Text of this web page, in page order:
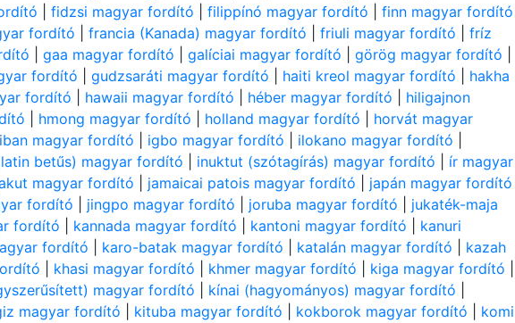
|fidzsi magyar fordító |filippínó magyar fordító |finn magyar fordító
fordító |francia (Kanada) magyar fordító |friuli magyar fordító |fríz
|gaa magyar fordító |galíciai magyar fordító |görög magyar fordító
fordító |gudzsaráti magyar fordító haiti kreol magyar fordító
hakha
fordító hawaii magyar fordító héber magyar fordító
hiligajnon
hmong magyar fordító holland magyar fordító
horvát magyar
iban magyar fordító igbo magyar fordító ilokano magyar fordító
betűs) magyar fordító inuktut (szótagírás) magyar fordító
ír magyar
magyar fordító jamaicai patois magyar fordító
japán magyar fordító
fordító jingpo magyar fordító joruba magyar fordító
jukaték-maja
fordító kannada magyar fordító kantoni magyar fordító
kanuri
fordító karo-batak magyar fordító katalán magyar fordító
kazah
khasi magyar fordító khmer magyar fordító kiga magyar fordító
magyar fordító kínai (hagyományos) magyar fordító
magyar fordító kituba magyar fordító kokborok magyar fordító
komi